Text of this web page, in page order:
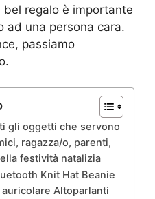
regalo è importante
ad una persona cara.
passiamo
gli oggetti che servono
ragazza/o, parenti,
festività natalizia
Knit Hat Beanie
Altoparlanti